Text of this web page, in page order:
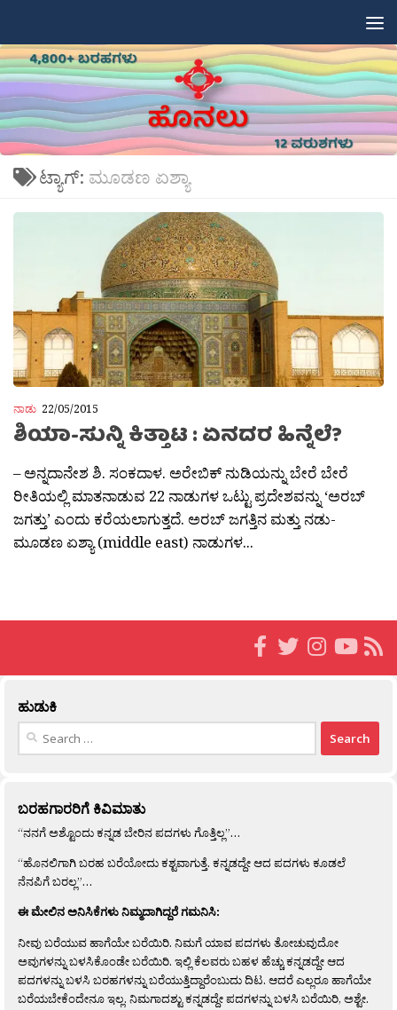
ಟ್ಯಾಗ್: ಮೂಡಣ ಏಶ್ಯಾ
ನಾಡು 22/05/2015
ಶಿಯಾ-ಸುನ್ನಿ ಕಿತ್ತಾಟ : ಏನದರ ಹಿನ್ನೆಲೆ?
– ಅನ್ನದಾನೇಶ ಶಿ. ಸಂಕದಾಳ. ಅರೇಬಿಕ್ ನುಡಿಯನ್ನು ಬೇರೆ ಬೇರೆ
ರೀತಿಯಲ್ಲಿ ಮಾತನಾಡುವ 22 ನಾಡುಗಳ ಒಟ್ಟು ಪ್ರದೇಶವನ್ನು ‘ಅರಬ್
ಜಗತ್ತು’ ಎಂದು ಕರೆಯಲಾಗುತ್ತದೆ. ಅರಬ್ ಜಗತ್ತಿನ ಮತ್ತು ನಡು-
ಮೂಡಣ ಏಶ್ಯಾ (middle east) ನಾಡುಗಳ...
ಹುಡುಕಿ
Search
ಬರಹಗಾರರಿಗೆ ಕಿವಿಮಾತು
“ನನಗೆ ಅಶ್ಟೊಂದು ಕನ್ನಡ ಬೇರಿನ ಪದಗಳು ಗೊತ್ತಿಲ್ಲ”…
“ಹೊನಲಿಗಾಗಿ ಬರಹ ಬರೆಯೋದು ಕಶ್ಟವಾಗುತ್ತೆ. ಕನ್ನಡದ್ದೇ ಆದ ಪದಗಳು ಕೂಡಲೆ
ನೆನಪಿಗೆ ಬರಲ್ಲ”…
ಈ ಮೇಲಿನ ಅನಿಸಿಕೆಗಳು ನಿಮ್ಮದಾಗಿದ್ದರೆ ಗಮನಿಸಿ:
ನೀವು ಬರೆಯುವ ಹಾಗೆಯೇ ಬರೆಯಿರಿ. ನಿಮಗೆ ಯಾವ ಪದಗಳು ತೋಚುವುದೋ
ಅವುಗಳನ್ನು ಬಳಸಿಕೊಂಡೇ ಬರೆಯಿರಿ. ಇಲ್ಲಿ ಕೆಲವರು ಬಹಳ ಹೆಚ್ಚು ಕನ್ನಡದ್ದೇ ಆದ
ಪದಗಳನ್ನು ಬಳಸಿ ಬರಹಗಳನ್ನು ಬರೆಯುತ್ತಿದ್ದಾರೆಂಬುದು ದಿಟ. ಆದರೆ ಎಲ್ಲರೂ ಹಾಗೆಯೇ
ಬರೆಯಬೇಕೆಂದೇನೂ ಇಲ್ಲ. ನಿಮಗಾದಶ್ಟು ಕನ್ನಡದ್ದೇ ಪದಗಳನ್ನು ಬಳಸಿ ಬರೆಯಿರಿ, ಅಶ್ಟೇ.